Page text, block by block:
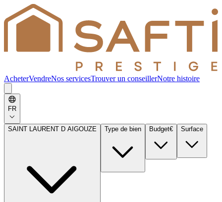
AcheterVendreNos servicesTrouver un conseillerNotre histoire
FR
SAINT LAURENT D AIGOUZE Type de bien Budget€ Surface